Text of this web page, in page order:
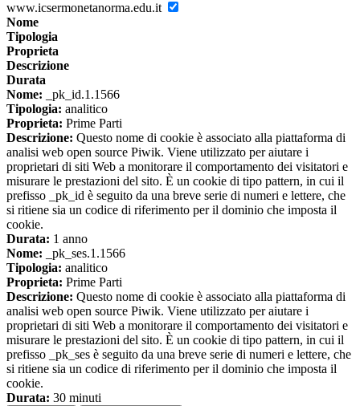
www.icsermonetanorma.edu.it
Nome
Tipologia
Proprieta
Descrizione
Durata
Nome: _pk_id.1.1566
Tipologia: analitico
Proprieta: Prime Parti
Descrizione: Questo nome di cookie è associato alla piattaforma di
analisi web open source Piwik. Viene utilizzato per aiutare i
proprietari di siti Web a monitorare il comportamento dei visitatori e
misurare le prestazioni del sito. È un cookie di tipo pattern, in cui il
prefisso _pk_id è seguito da una breve serie di numeri e lettere, che
si ritiene sia un codice di riferimento per il dominio che imposta il
cookie.
Durata: 1 anno
Nome: _pk_ses.1.1566
Tipologia: analitico
Proprieta: Prime Parti
Descrizione: Questo nome di cookie è associato alla piattaforma di
analisi web open source Piwik. Viene utilizzato per aiutare i
proprietari di siti Web a monitorare il comportamento dei visitatori e
misurare le prestazioni del sito. È un cookie di tipo pattern, in cui il
prefisso _pk_ses è seguito da una breve serie di numeri e lettere, che
si ritiene sia un codice di riferimento per il dominio che imposta il
cookie.
Durata: 30 minuti